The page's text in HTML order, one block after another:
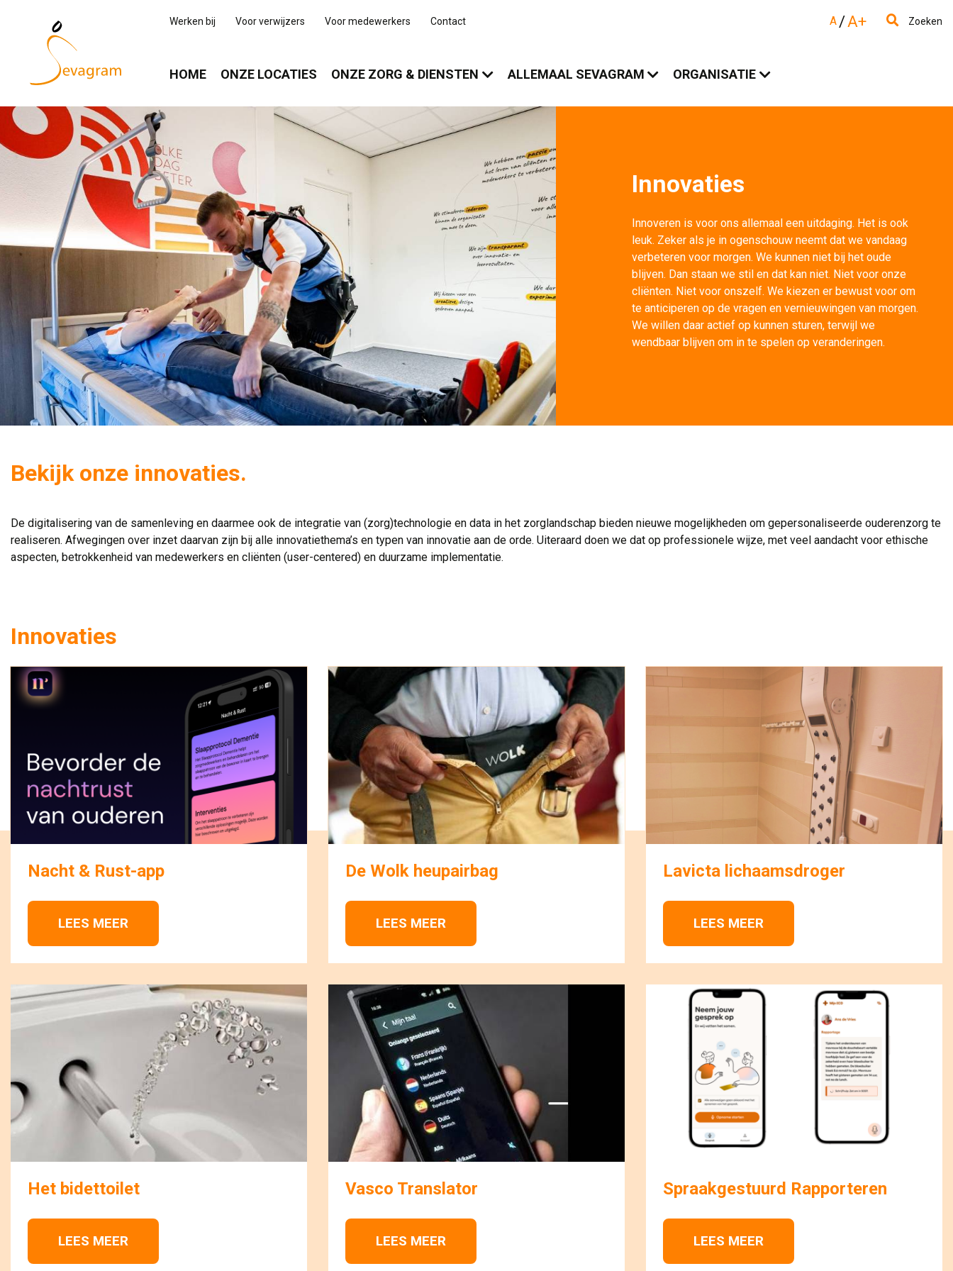
Werken bij Voor verwijzers Voor medewerkers Contact A /A+ Zoeken
HOME ONZE LOCATIES ONZE ZORG & DIENSTEN ALLEMAAL SEVAGRAM ORGANISATIE
Innovaties
Innoveren is voor ons allemaal een uitdaging. Het is ook
leuk. Zeker als je in ogenschouw neemt dat we vandaag
verbeteren voor morgen. We kunnen niet bij het oude
blijven. Dan staan we stil en dat kan niet. Niet voor onze
cliënten. Niet voor onszelf. We kiezen er bewust voor om
te anticiperen op de vragen en vernieuwingen van morgen.
We willen daar actief op kunnen sturen, terwijl we
wendbaar blijven om in te spelen op veranderingen.
Bekijk onze innovaties.
De digitalisering van de samenleving en daarmee ook de integratie van (zorg)technologie en data in het zorglandschap bieden nieuwe mogelijkheden om gepersonaliseerde ouderenzorg te
realiseren. Afwegingen over inzet daarvan zijn bij alle innovatiethema’s en typen van innovatie aan de orde. Uiteraard doen we dat op professionele wijze, met veel aandacht voor ethische
aspecten, betrokkenheid van medewerkers en cliënten (user-centered) en duurzame implementatie.
Innovaties
Nacht & Rust-app
LEES MEER
De Wolk heupairbag
LEES MEER
Lavicta lichaamsdroger
LEES MEER
Het bidettoilet
LEES MEER
Vasco Translator
LEES MEER
Spraakgestuurd Rapporteren
LEES MEER